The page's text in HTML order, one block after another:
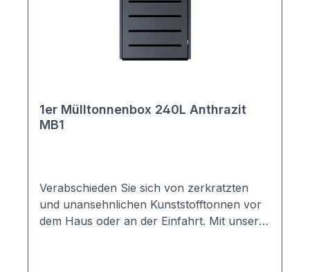
1er Mülltonnenbox 240L Anthrazit
MB1
Verabschieden Sie sich von zerkratzten
und unansehnlichen Kunststofftonnen vor
dem Haus oder an der Einfahrt. Mit unserer